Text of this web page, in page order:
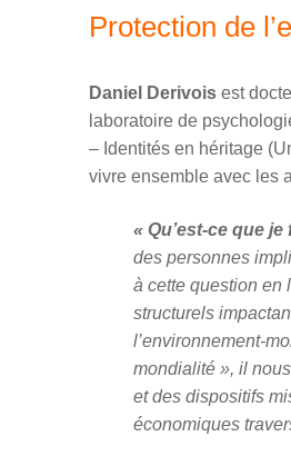
Protection de
Daniel Derivois est
laboratoire de
– Identités en héritage
vivre ensemble avec les
« Qu’est-ce que je
des personnes
à cette question en
structurels
l’environnement-
mondialité », il
et des dispositifs
économiques